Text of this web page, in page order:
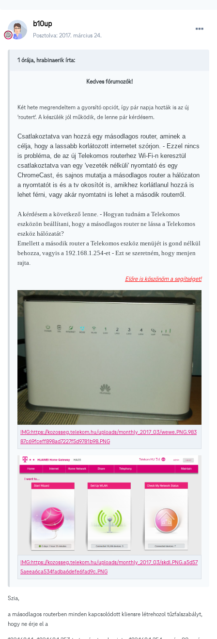
b10up
Posztolva: 2017. március 24.
1 órája, hrabinaerik írta:
Kedves fórumozók!
Két hete megrendeltem a gyorsító opciót, így pár napja hozták is az új
'routert'. A készülék jól működik, de lenne pár kérdésem.
Csatlakoztatva van hozzá egy másodlagos router, aminek a
célja, hogy a lassabb korlátozott internetet szórjon. - Ezzel nincs
is probléma, de az új Telekomos routerhez Wi-Fi-n keresztül
csatlakoztatva van egy 'vezeték nélküli' nyomtató és egy
ChromeCast, és sajnos mutatja a másodlagos router a hálózaton
a nyomtatót is és a tv okosítót is, amikhez korlátlanul hozzá is
lehet férni, vagy akár nyomtatni is lehet a második routerről.
A kérdésem a következő lenne. - Hogyan tudnám a Telekomos
eszközön beállítani, hogy a másodlagos router ne lássa a Telekomos
eszköz hálózatát?
Emellett a második router a Telekomos eszköz menüjét is gond nélkül
behozza, vagyis a 192.168.1.254-et - Ezt se szeretném, hogy menjen
rajta.
Előre is köszönöm a segítséget!
Szia,
a másodlagos routerben minden kapcsolódott kliensre létrehozol tűzfalszabályt,
hogy ne érje el a